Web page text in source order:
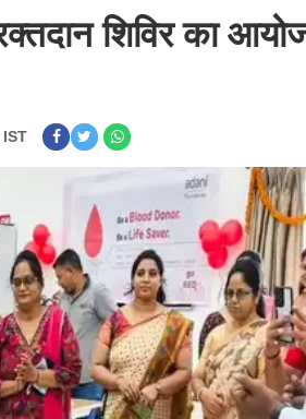
शिविर का